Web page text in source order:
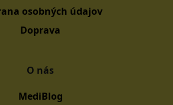
osobných údajov
Doprava
O nás
MediBlog